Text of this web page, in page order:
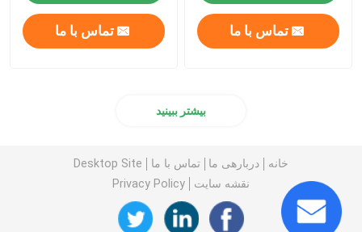
تماس با ما تماس با ما
بیشتر ببینید
خانه دربارهی ما تماس با ما
Desktop Site
نقشه سایت
Privacy Policy